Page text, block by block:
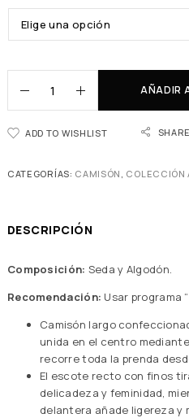
AÑADIR
ADD TO WISHLIST SHARE
CATEGORÍAS: CAMISÓN , COLECCIÓN
DESCRIPCIÓN
Composición: Seda y Algodón.
Recomendación: Usar programa
Camisón largo
unida en el centro
recorre toda la prenda
El escote recto con finos
delicadeza y feminidad,
delantera añade ligereza y